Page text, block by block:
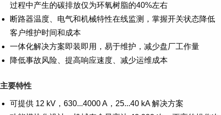
过程中产生的碳排放仅为环氧树脂的40%左右
断路器温度、电气和机械特性在线监测，掌握开关状态降低
客户维护时间和成本
一体化解决方案即装即用，易于维护，减少盘厂工作量
降低事故风险、提高响应速度、减少运维成本
主要特性
可提供 12 kV，630...4000 A，25...40 kA 解决方案